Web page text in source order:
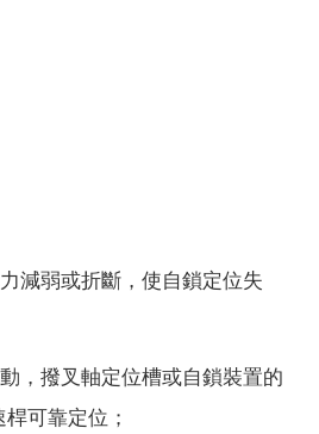
減弱或折斷，使自鎖定位失
，撥叉軸定位槽或自鎖裝置的
可靠定位；